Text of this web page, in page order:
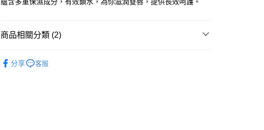
順豐自助櫃 - 確認發貨後1-3個工作天送達
商品相關分類 (2)
分享 客服